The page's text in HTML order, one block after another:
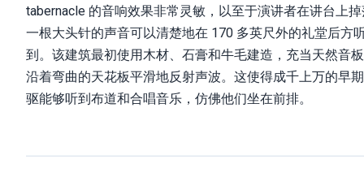
tabernacle 的音响效果非常灵敏，以至于演讲者在讲台上
一根大头针的声音可以清楚地在 170 多英尺外的礼堂后方
到。该建筑最初使用木材、石膏和牛毛建造，充当天然音
沿着弯曲的天花板平滑地反射声波。这使得成千上万的早
驱能够听到布道和合唱音乐，仿佛他们坐在前排。